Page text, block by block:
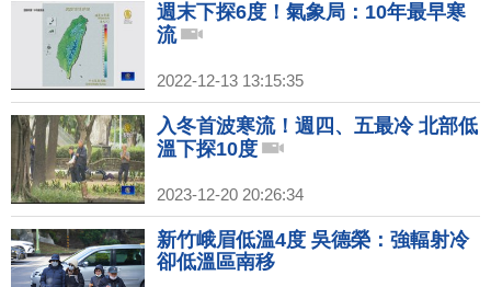
週末下探6度！氣象局：10年最早寒
流
2022-12-13 13:15:35
入冬首波寒流！週四、五最冷 北部低
溫下探10度
2023-12-20 20:26:34
新竹峨眉低溫4度 吳德榮：強輻射冷
卻低溫區南移